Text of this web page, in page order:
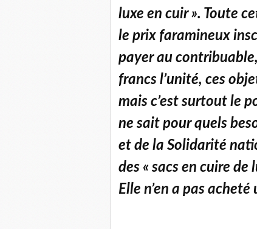
luxe en cuir ». Toute
le prix faramineux
payer au
francs l’unité, ces
mais c’est surtout le
ne sait pour quels
et de la Solidarité
des « sacs en cuire de
Elle n’en a pas